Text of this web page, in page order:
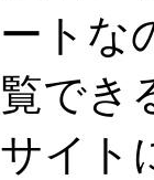
ートな
覧でき
サイト